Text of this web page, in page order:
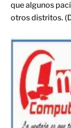
que algunos
otros distritos.